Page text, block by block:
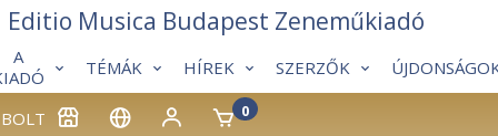
BOLT 0
A
TÉMÁK HÍREK SZERZŐK
Editio Musica Budapest Zeneműkiadó